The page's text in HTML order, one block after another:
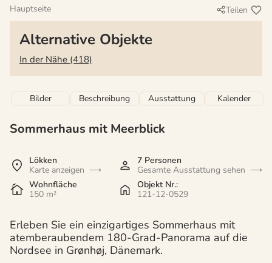
Hauptseite Teilen
Alternative Objekte
In der Nähe (418)
Bilder Beschreibung Ausstattung Kalender
Sommerhaus mit Meerblick
Lökken
Karte anzeigen
7 Personen
Gesamte Ausstattung sehen
Wohnfläche
150 m²
Objekt Nr.:
121-12-0529
Erleben Sie ein einzigartiges Sommerhaus mit
atemberaubendem 180-Grad-Panorama auf die
Nordsee in Grønhøj, Dänemark.